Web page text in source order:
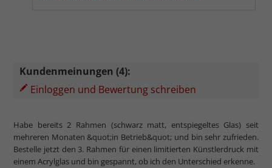
Kundenmeinungen (4):
Einloggen und Bewertung schreiben
Habe bereits 2 Rahmen (schwarz matt, entspiegeltes Glas) seit
mehreren Monaten &quot;in Betrieb&quot; und bin sehr zufrieden.
Bestelle jetzt den 3. Rahmen für einen limitierten Künstlerdruck mit
einem Acrylglas und bin gespannt, ob ich den Unterschied erkenne.